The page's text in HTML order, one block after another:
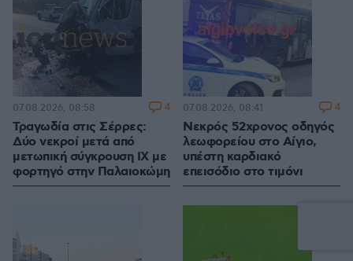
Τραγωδία στις Σέρρες:
Δύο νεκροί μετά από
μετωπική σύγκρουση ΙΧ με
φορτηγό στην Παλαιοκώμη
07.08.2026, 08:58 4
Νεκρός 52χρονος οδηγός
λεωφορείου στο Αίγιο,
υπέστη καρδιακό
επεισόδιο στο τιμόνι
07.08.2026, 08:41 4